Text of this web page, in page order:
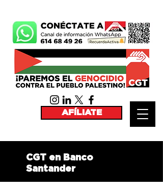
CGT en Banco
Santander
AFÍLIATE